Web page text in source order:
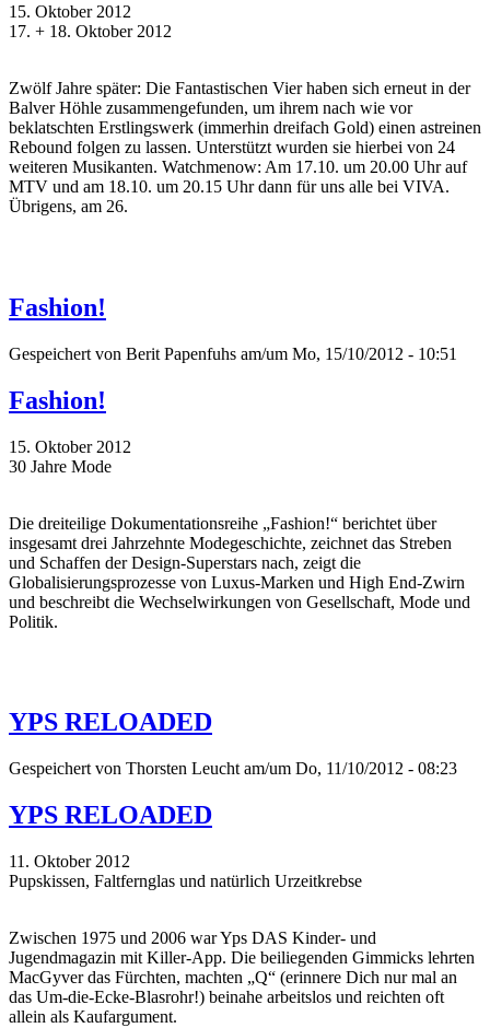
15. Oktober 2012
17. + 18. Oktober 2012
Zwölf Jahre später: Die Fantastischen Vier haben sich erneut in der
Balver Höhle zusammengefunden, um ihrem nach wie vor
beklatschten Erstlingswerk (immerhin dreifach Gold) einen astreinen
Rebound folgen zu lassen. Unterstützt wurden sie hierbei von 24
weiteren Musikanten. Watchmenow: Am 17.10. um 20.00 Uhr auf
MTV und am 18.10. um 20.15 Uhr dann für uns alle bei VIVA.
Übrigens, am 26.
Fashion!
Gespeichert von Berit Papenfuhs am/um Mo, 15/10/2012 - 10:51
Fashion!
15. Oktober 2012
30 Jahre Mode
Die dreiteilige Dokumentationsreihe „Fashion!“ berichtet über
insgesamt drei Jahrzehnte Modegeschichte, zeichnet das Streben
und Schaffen der Design-Superstars nach, zeigt die
Globalisierungsprozesse von Luxus-Marken und High End-Zwirn
und beschreibt die Wechselwirkungen von Gesellschaft, Mode und
Politik.
YPS RELOADED
Gespeichert von Thorsten Leucht am/um Do, 11/10/2012 - 08:23
YPS RELOADED
11. Oktober 2012
Pupskissen, Faltfernglas und natürlich Urzeitkrebse
Zwischen 1975 und 2006 war Yps DAS Kinder- und
Jugendmagazin mit Killer-App. Die beiliegenden Gimmicks lehrten
MacGyver das Fürchten, machten „Q“ (erinnere Dich nur mal an
das Um-die-Ecke-Blasrohr!) beinahe arbeitslos und reichten oft
allein als Kaufargument.